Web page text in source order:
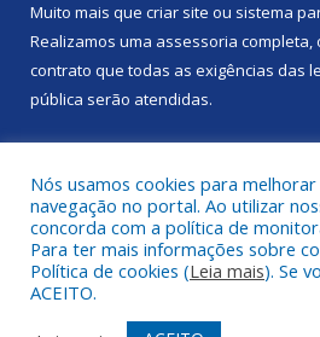
Muito mais que criar site ou sistema
Realizamos uma assessoria completa,
contrato que todas as exigências das
pública serão atendidas.
Todos os direitos reservados a
Nós usamos cookies para
navegação no portal. Ao utilizar
concorda com a política de
Para ter mais informações sobre
Política de cookies (Leia mais). Se
ACEITO.